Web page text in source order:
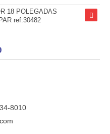
18 POLEGADAS
ref:30482
8010